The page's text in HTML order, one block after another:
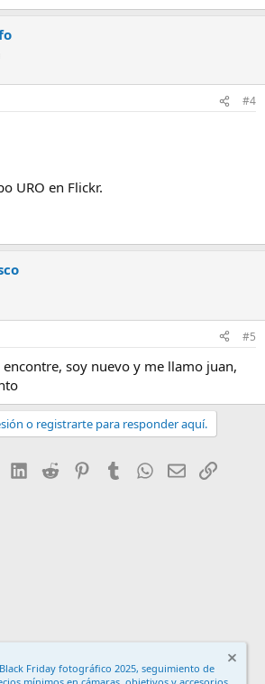
#4
URO en Flickr.
#5
soy nuevo y me llamo juan,
o registrarte para responder aquí.
X (Twitter)
LinkedIn
Reddit PinterestTumblr WhatsApp
EmailEnlace
Black Friday fotográfico 2025, seguimiento de